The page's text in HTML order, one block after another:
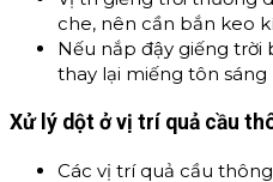
che, nên cần bắn keo
Nếu nắp đậy giếng trời
thay lại miếng tôn
Xử lý dột ở vị trí quả cầu
Các vị trí quả cầu